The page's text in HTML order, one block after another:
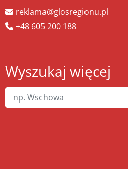
reklama@glosregionu.pl
+48 605 200 188
Wyszukaj więcej